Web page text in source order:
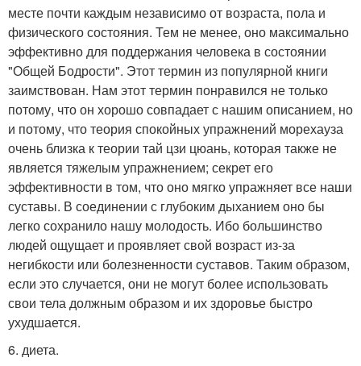
месте почти каждым независимо от возраста, пола и
физического состояния. Тем не менее, оно максимально
эффективно для поддержания человека в состоянии
"Общей Бодрости". Этот термин из популярной книги
заимствован. Нам этот термин понравился не только
потому, что он хорошо совпадает с нашим описанием, но
и потому, что теория спокойных упражнений морехауза
очень близка к теории тай цзи цюань, которая также не
является тяжелым упражнением; секрет его
эффективности в том, что оно мягко упражняет все наши
суставы. В соединении с глубоким дыханием оно бы
легко сохранило нашу молодость. Ибо большинство
людей ощущает и проявляет свой возраст из-за
негибкости или болезненности суставов. Таким образом,
если это случается, они не могут более использовать
свои тела должным образом и их здоровье быстро
ухудшается.
6. диета.